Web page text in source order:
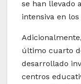
se han llevado
intensiva en los
último cuarto
desarrollado
centros